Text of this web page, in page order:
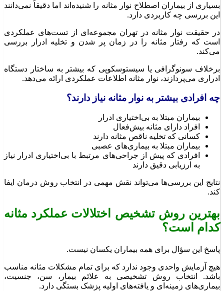
بسیاری از بیماران اصطلاح نوار مثانه را شنیده‌اند اما دقیقاً نمی‌دانند
این بررسی چه کاربردی دارد.
در حقیقت نوار مثانه در تهران مجموعه‌ای از تست‌های عملکردی
است که رفتار مثانه را در زمان پر شدن و تخلیه ادرار بررسی
می‌کند.
برخلاف سونوگرافی یا سیستوسکوپی که بیشتر به ساختار دستگاه
ادراری می‌پردازند، نوار مثانه اطلاعات عملکردی ارائه می‌دهد.
چه افرادی بیشتر به نوار مثانه نیاز دارند؟
بیماران مبتلا به بی‌اختیاری ادرار
افراد دارای مثانه بیش‌فعال
کسانی که تخلیه ناقص مثانه دارند
بیماران مبتلا به بیماری‌های عصبی
افرادی که پیش از جراحی‌های مرتبط با بی‌اختیاری ادرار نیاز
به ارزیابی دقیق دارند
نتایج این بررسی‌ها می‌تواند نقش مهمی در انتخاب روش درمان ایفا
کند.
بهترین روش تشخیص اختلالات عملکرد مثانه
کدام است؟
پاسخ این سؤال برای همه بیماران یکسان نیست.
هیچ آزمایش واحدی وجود ندارد که برای تمام مشکلات مثانه مناسب
باشد. انتخاب روش تشخیصی به علائم بیمار، سن، جنسیت،
بیماری‌های زمینه‌ای و یافته‌های اولیه پزشک بستگی دارد.